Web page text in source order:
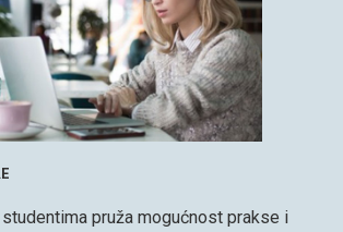
pruža mogućnost prakse i